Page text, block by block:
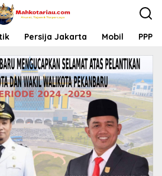
Persija Jakarta Mobil PPP